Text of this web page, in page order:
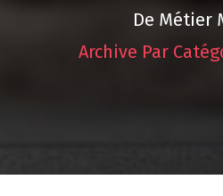
De Métier
Archive Par